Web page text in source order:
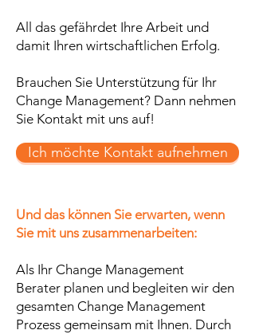
All das gefährdet Ihre Arbeit und
damit Ihren wirtschaftlichen Erfolg.
Brauchen Sie Unterstützung für Ihr
Change Management? Dann nehmen
Sie Kontakt mit uns auf!
Ich möchte Kontakt aufnehmen
Und das können Sie erwarten, wenn
Sie mit uns zusammenarbeiten:
Als Ihr Change Management
Berater planen und begleiten wir den
gesamten Change Management
Prozess gemeinsam mit Ihnen. Durch